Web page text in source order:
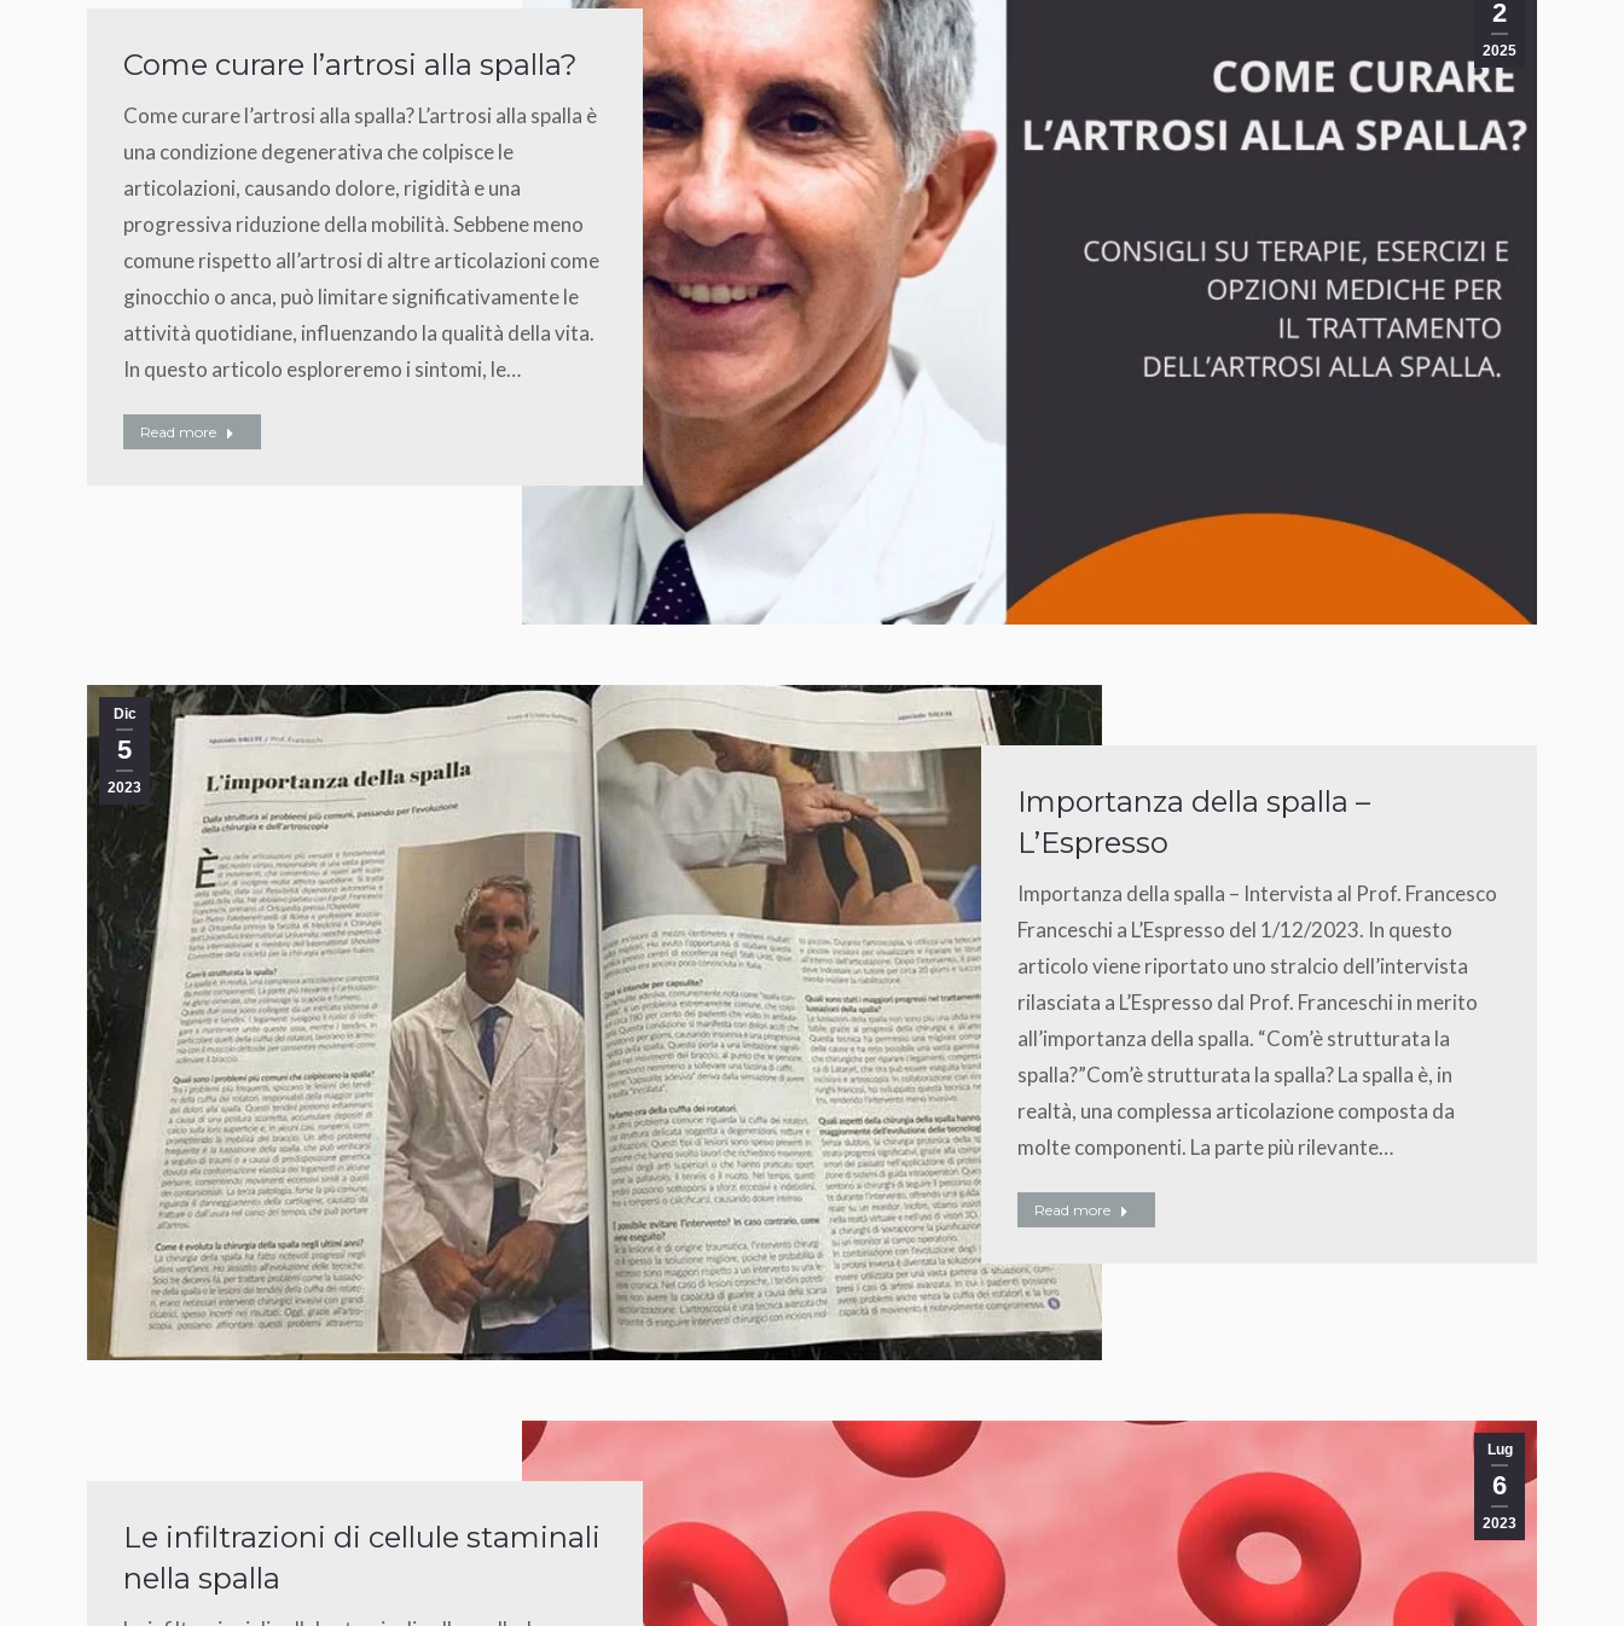
2
2025
Come curare l’artrosi alla spalla?
Come curare l’artrosi alla spalla? L’artrosi alla spalla è
una condizione degenerativa che colpisce le
articolazioni, causando dolore, rigidità e una
progressiva riduzione della mobilità. Sebbene meno
comune rispetto all’artrosi di altre articolazioni come
ginocchio o anca, può limitare significativamente le
attività quotidiane, influenzando la qualità della vita.
In questo articolo esploreremo i sintomi, le…
Read more
Dic
5
2023
Importanza della spalla –
L’Espresso
Importanza della spalla – Intervista al Prof. Francesco
Franceschi a L’Espresso del 1/12/2023. In questo
articolo viene riportato uno stralcio dell’intervista
rilasciata a L’Espresso dal Prof. Franceschi in merito
all’importanza della spalla. “Com’è strutturata la
spalla?”Com’è strutturata la spalla? La spalla è, in
realtà, una complessa articolazione composta da
molte componenti. La parte più rilevante…
Read more
Lug
6
2023
Le infiltrazioni di cellule staminali
nella spalla